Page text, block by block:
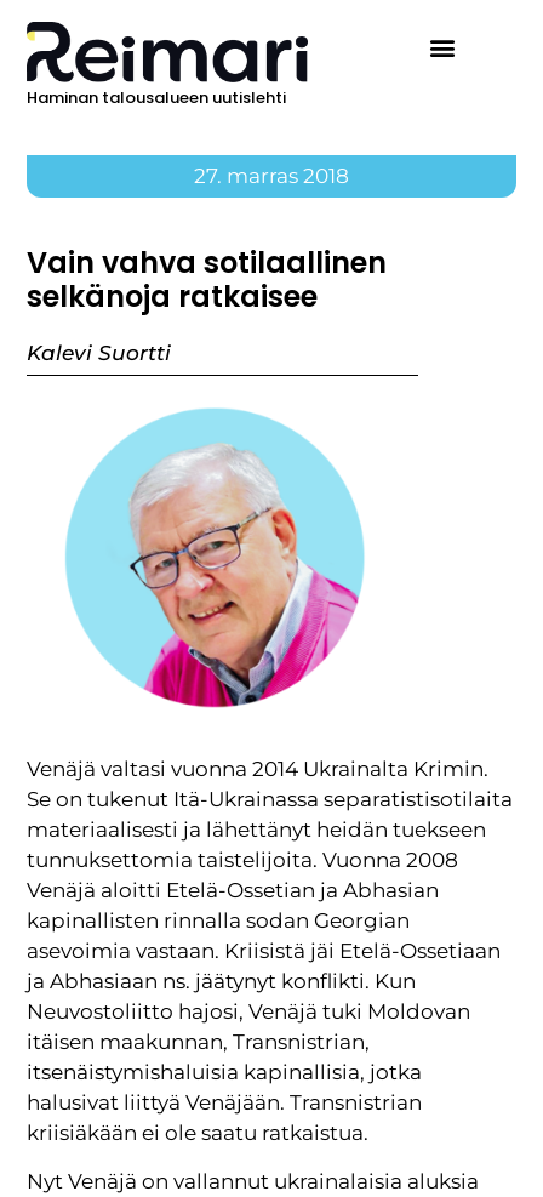
Haminan talousalueen uutislehti
27. marras 2018
Vain vahva sotilaallinen
selkänoja ratkaisee
Kalevi Suortti
Venäjä valtasi vuonna 2014 Ukrainalta Krimin.
Se on tukenut Itä-Ukrainassa separatistisotilaita
materiaalisesti ja lähettänyt heidän tuekseen
tunnuksettomia taistelijoita. Vuonna 2008
Venäjä aloitti Etelä-Ossetian ja Abhasian
kapinallisten rinnalla sodan Georgian
asevoimia vastaan. Kriisistä jäi Etelä-Ossetiaan
ja Abhasiaan ns. jäätynyt konflikti. Kun
Neuvostoliitto hajosi, Venäjä tuki Moldovan
itäisen maakunnan, Transnistrian,
itsenäistymishaluisia kapinallisia, jotka
halusivat liittyä Venäjään. Transnistrian
kriisiäkään ei ole saatu ratkaistua.
Nyt Venäjä on vallannut ukrainalaisia aluksia